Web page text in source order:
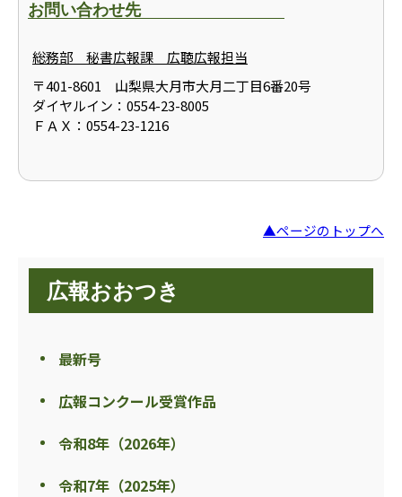
お問い合わせ先
総務部 秘書広報課 広聴広報担当
〒401-8601 山梨県大月市大月二丁目6番20号
ダイヤルイン：0554-23-8005
ＦＡＸ：0554-23-1216
▲ページのトップへ
広報おおつき
最新号
広報コンクール受賞作品
令和8年（2026年）
令和7年（2025年）